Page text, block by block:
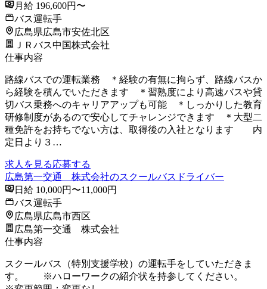
月給 196,600円〜
バス運転手
広島県広島市安佐北区
ＪＲバス中国株式会社
仕事内容
路線バスでの運転業務 ＊経験の有無に拘らず、路線バスか
ら経験を積んでいただきます ＊習熟度により高速バスや貸
切バス乗務へのキャリアアップも可能 ＊しっかりした教育
研修制度があるので安心してチャレンジできます ＊大型二
種免許をお持ちでない方は、取得後の入社となります 内
定日より３…
求人を見る応募する
広島第一交通 株式会社のスクールバスドライバー
日給 10,000円〜11,000円
バス運転手
広島県広島市西区
広島第一交通 株式会社
仕事内容
スクールバス（特別支援学校）の運転手をしていただきま
す。 ※ハローワークの紹介状を持参してください。